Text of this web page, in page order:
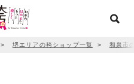
＞ 堺エリアの袴ショップ一覧 ＞ 和泉市